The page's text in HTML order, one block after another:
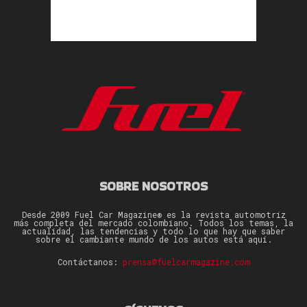
SOBRE NOSOTROS
Desde 2009 Fuel Car Magazine® es la revista automotriz
más completa del mercado colombiano. Todos los temas, la
actualidad, las tendencias y todo lo que hay que saber
sobre el cambiante mundo de los autos está aquí.
Contáctanos: prensa@fuelcarmagazine.com